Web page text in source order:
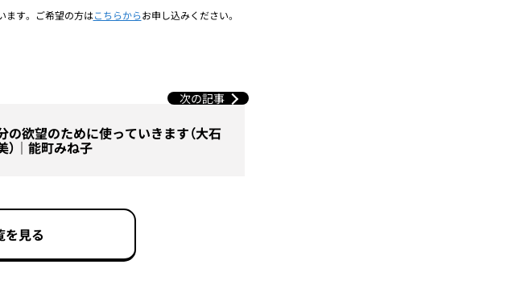
ます。ご希望の方はこちらからお申し込みください。
次の記事
の欲望のために使っていきます（大石
）｜能町みね子
を見る